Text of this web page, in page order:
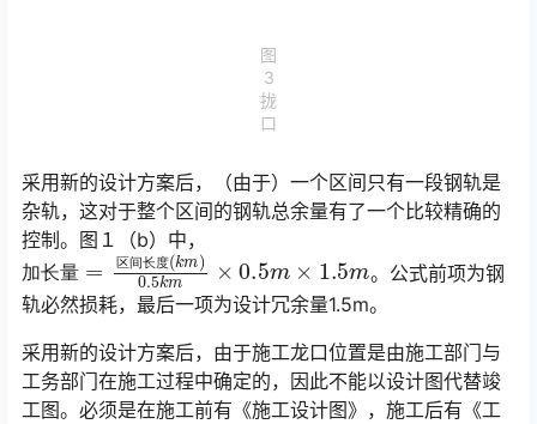
图
3
拢
口
采用新的设计方案后，（由于）一个区间只有一段钢轨是
杂轨，这对于整个区间的钢轨总余量有了一个比较精确的
控制。图１（b）中，
加 长 量
加长量= 区间长度
(km)0.5 km×0.5m 1.5 m
。公式前项为钢
轨必然损耗，最后一项为设计冗余量1.5m。󠅅󠅃󠄵󠅂󠄪󠇖󠆨󠆨󠇕󠆞󠆒󠅬󠇘󠆭󠆘󠇙󠆝󠅵󠇗󠆭󠆁󠄐󠇗󠅹󠅸󠇖󠆍󠅳󠇖󠅹󠅰󠇖󠆌󠅹
采用新的设计方案后，由于施工龙口位置是由施工部门与
工务部门在施工过程中确定的，因此不能以设计图代替竣
工图。必须是在施工前有《施工设计图》，施工后有《工